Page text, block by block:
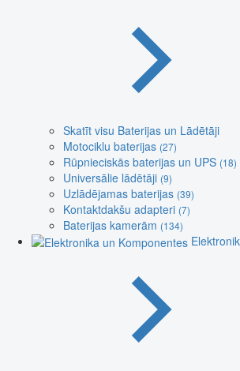
Skatīt visu Baterijas un Lādētāji
Motociklu baterijas (27)
Rūpnieciskās baterijas un UPS (18)
Universālie lādētāji (9)
Uzlādējamas baterijas (39)
Kontaktdakšu adapteri (7)
Baterijas kamerām (134)